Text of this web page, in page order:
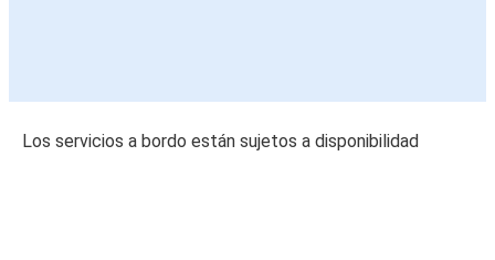
Los servicios a bordo están sujetos a disponibilidad